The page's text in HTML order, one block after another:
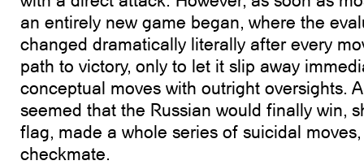
an entirely new game began, where the
changed dramatically literally after every
path to victory, only to let it slip away
conceptual moves with outright oversights.
seemed that the Russian would finally win,
flag, made a whole series of suicidal
checkmate.